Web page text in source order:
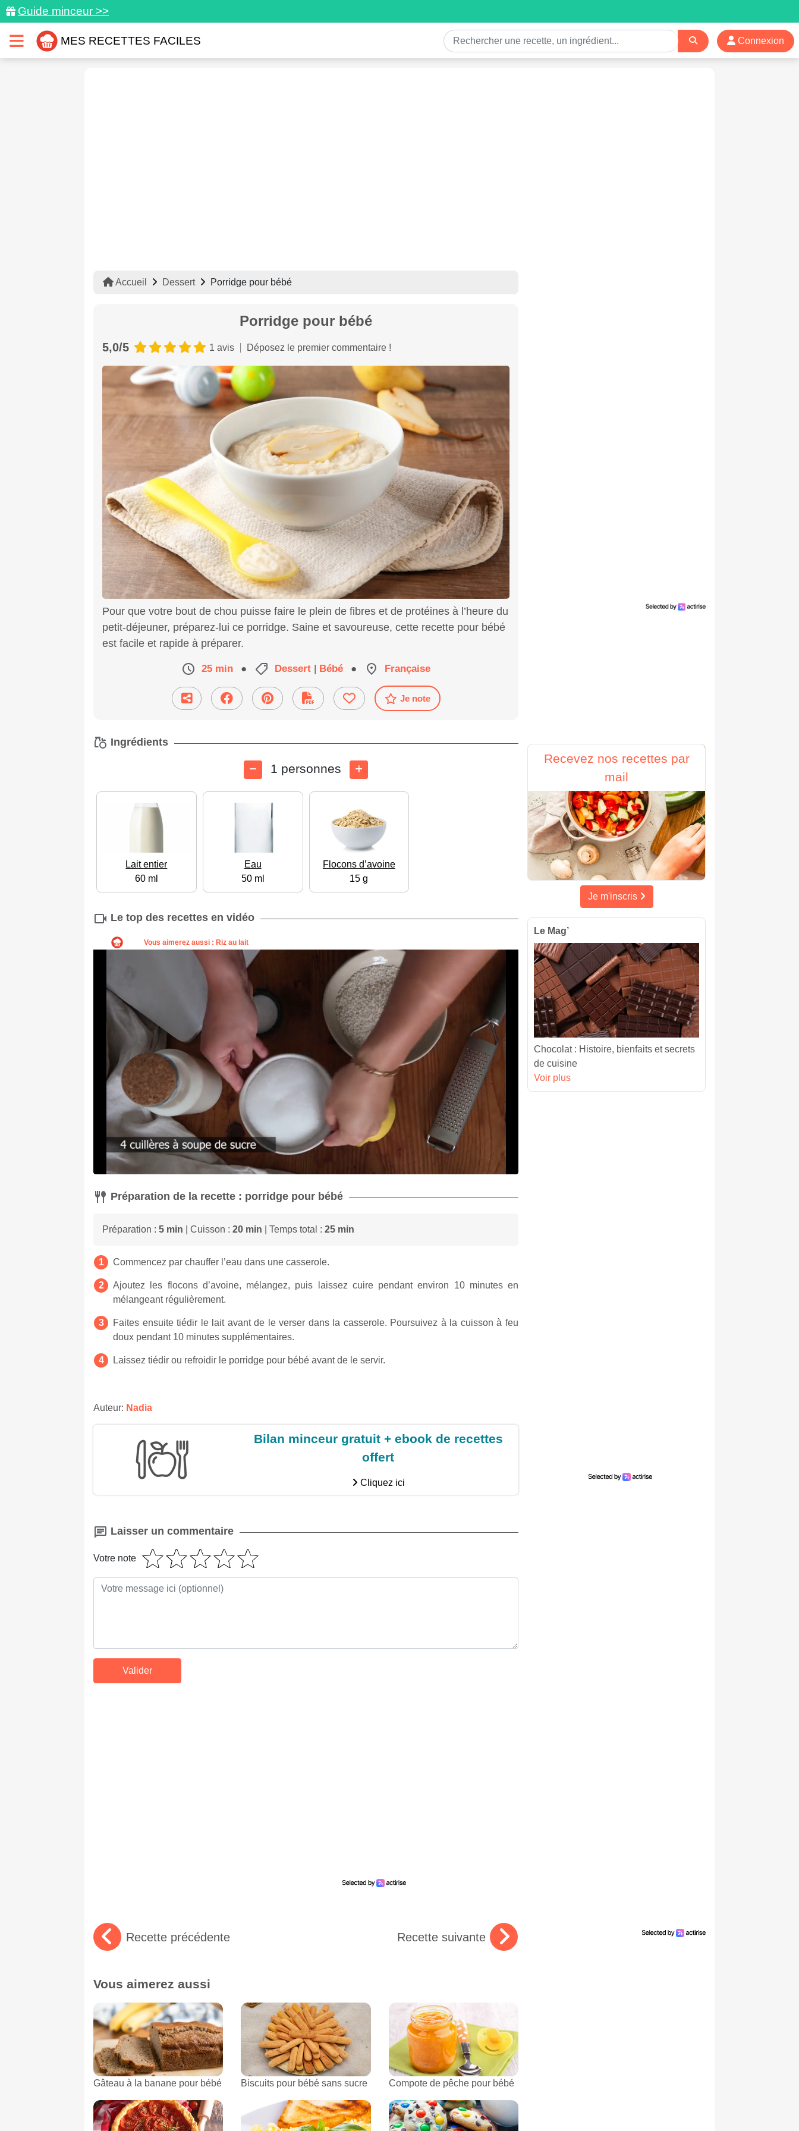
Guide minceur >>
MES RECETTES FACILES Connexion
Accueil Dessert Porridge pour bébé
Porridge pour bébé
5,0/5 1 avis Déposez le premier commentaire !
Pour que votre bout de chou puisse faire le plein de fibres et de protéines à l’heure du
petit-déjeuner, préparez-lui ce porridge. Saine et savoureuse, cette recette pour bébé
est facile et rapide à préparer.
25 min ● Dessert | Bébé ● Française
Je note
Ingrédients
1 personnes
Lait entier
60 ml
Eau
50 ml
Flocons d’avoine
15 g
Le top des recettes en vidéo
Préparation de la recette : porridge pour bébé
Préparation : 5 min | Cuisson : 20 min | Temps total : 25 min
Commencez par chauffer l’eau dans une casserole.
Ajoutez les flocons d’avoine, mélangez, puis laissez cuire pendant environ 10 minutes en
mélangeant régulièrement.
Faites ensuite tiédir le lait avant de le verser dans la casserole. Poursuivez à la cuisson à feu
doux pendant 10 minutes supplémentaires.
Laissez tiédir ou refroidir le porridge pour bébé avant de le servir.
Auteur: Nadia
Bilan minceur gratuit + ebook de recettes
offert
Cliquez ici
Laisser un commentaire
Votre note
Recette précédente Recette suivante
Vous aimerez aussi
Gâteau à la banane pour bébé Biscuits pour bébé sans sucre Compote de pêche pour bébé
Recevez nos recettes par
mail
Je m'inscris
Le Mag’
Chocolat : Histoire, bienfaits et secrets
de cuisine
Voir plus